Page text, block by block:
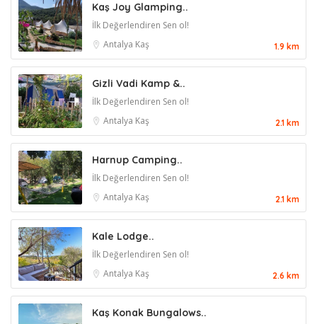
Kaş Joy Glamping..
İlk Değerlendiren Sen ol!
Antalya Kaş 1.9 km
Gizli Vadi Kamp &..
İlk Değerlendiren Sen ol!
Antalya Kaş 2.1 km
Harnup Camping..
İlk Değerlendiren Sen ol!
Antalya Kaş 2.1 km
Kale Lodge..
İlk Değerlendiren Sen ol!
Antalya Kaş 2.6 km
Kaş Konak Bungalows..